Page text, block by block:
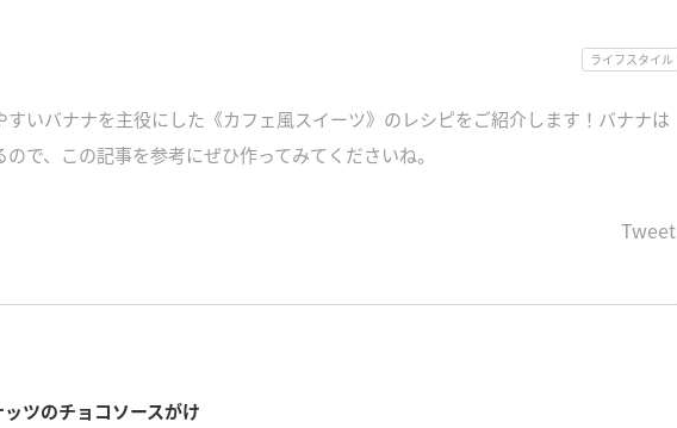
ライフスタイル
すいバナナを主役にした《カフェ風スイーツ》のレシピをご紹介します！バナナは
で、この記事を参考にぜひ作ってみてくださいね。
Tweet
ツのチョコソースがけ